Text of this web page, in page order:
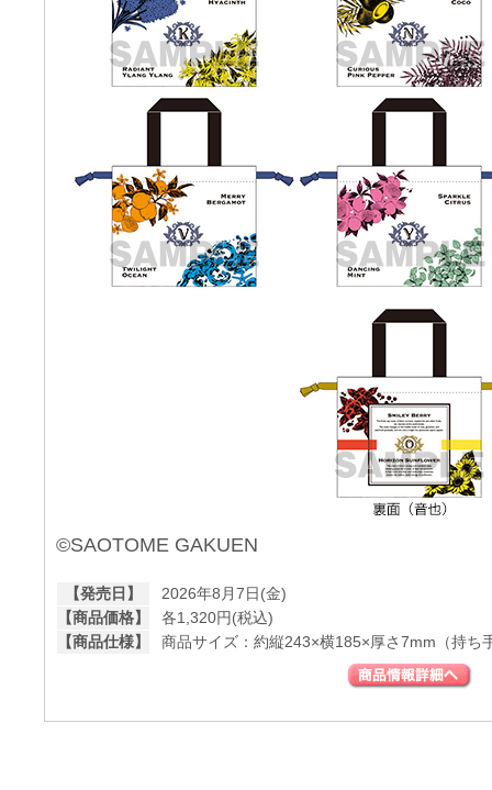
©SAOTOME GAKUEN
【発売日】
2026年8月7日(金)
【商品価格】
各1,320円(税込)
【商品仕様】
商品サイズ：約縦243×横185×厚さ7mm（持ち